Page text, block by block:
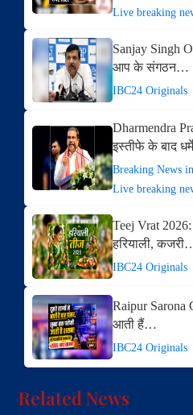
Live breaking
Sanjay Singh
आप के संगठन…
IBC24 Originals
Dharmendra
इस्तीफे के बाद
Breaking News
Live breaking
Teej Vrat
हरियाली,
IBC24 Originals
Raipur Sarona
आती हैं…
IBC24 Originals
Related News